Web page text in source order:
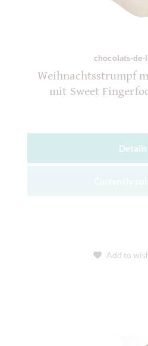
chocolats-de-
Weihnachtsstrumpf
mit Sweet
Details
Add to